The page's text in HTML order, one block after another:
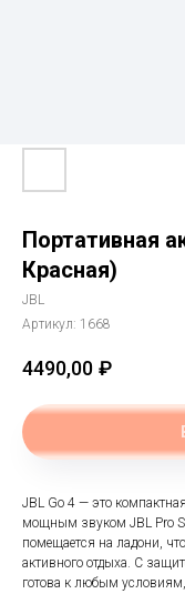
Портативная
Красная)
JBL
Артикул: 1668
4490,00 ₽
JBL Go 4 — это
мощным звуком JBL Pro
помещается на ладони,
активного отдыха. С
готова к любым